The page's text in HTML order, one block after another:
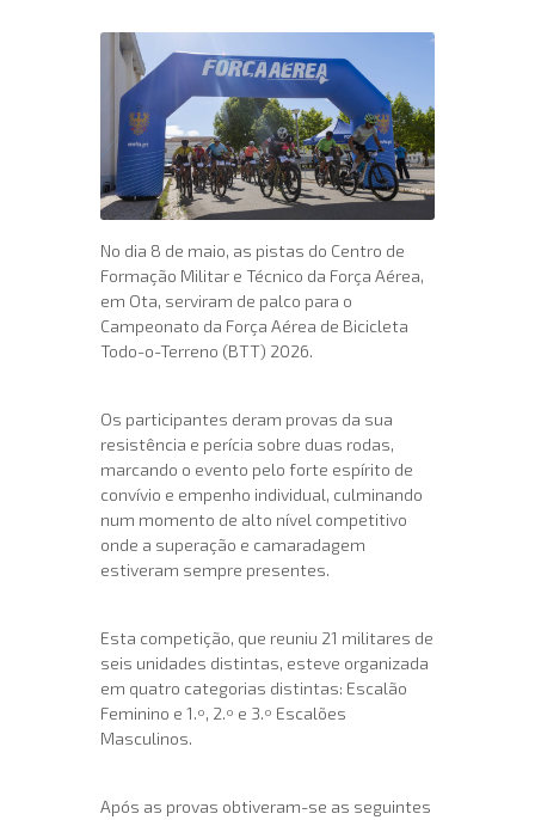
No dia 8 de maio, as pistas do Centro de
Formação Militar e Técnico da Força Aérea,
em Ota, serviram de palco para o
Campeonato da Força Aérea de Bicicleta
Todo-o-Terreno (BTT) 2026.
Os participantes deram provas da sua
resistência e perícia sobre duas rodas,
marcando o evento pelo forte espírito de
convívio e empenho individual, culminando
num momento de alto nível competitivo
onde a superação e camaradagem
estiveram sempre presentes.
Esta competição, que reuniu 21 militares de
seis unidades distintas, esteve organizada
em quatro categorias distintas: Escalão
Feminino e 1.º, 2.º e 3.º Escalões
Masculinos.
Após as provas obtiveram-se as seguintes